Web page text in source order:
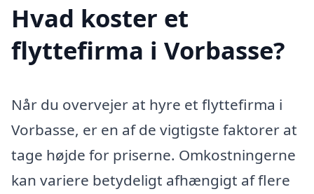
Hvad koster et
flyttefirma i Vorbasse?
Når du overvejer at hyre et flyttefirma i
Vorbasse, er en af de vigtigste faktorer at
tage højde for priserne. Omkostningerne
kan variere betydeligt afhængigt af flere